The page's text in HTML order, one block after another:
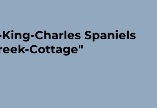
Charles Spaniels
Cottage"